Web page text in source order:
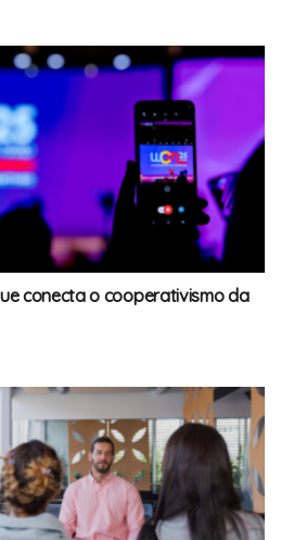
conecta o cooperativismo da